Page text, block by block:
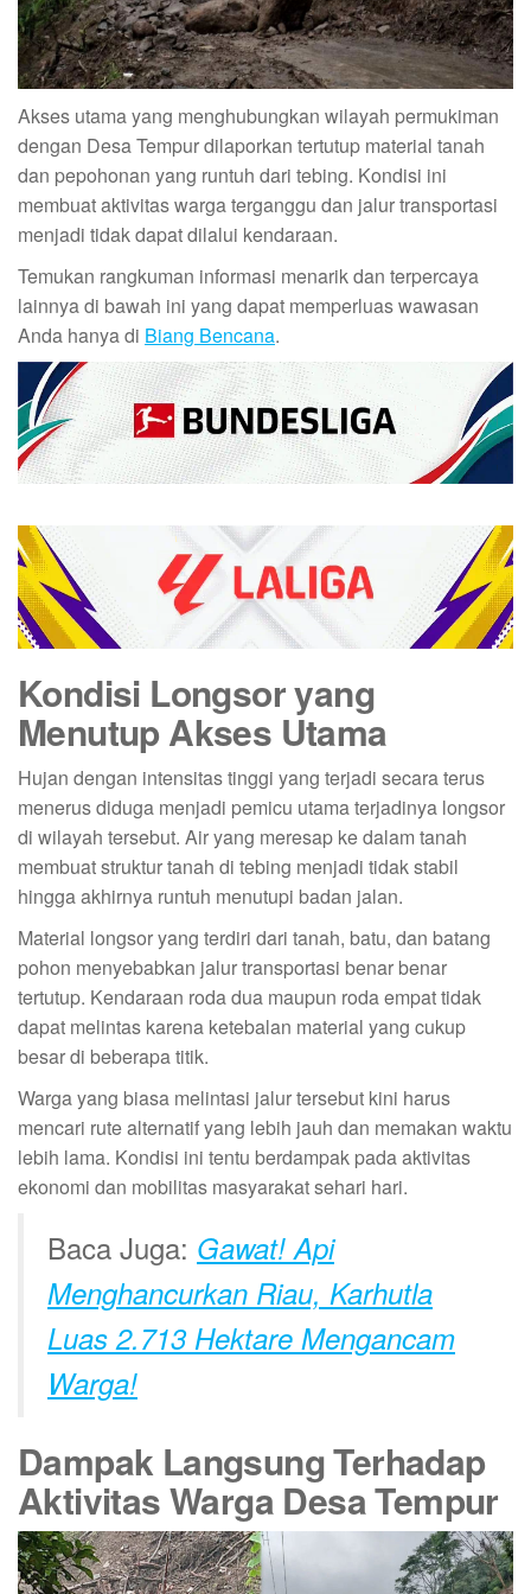
Akses utama yang menghubungkan wilayah permukiman
dengan Desa Tempur dilaporkan tertutup material tanah
dan pepohonan yang runtuh dari tebing. Kondisi ini
membuat aktivitas warga terganggu dan jalur transportasi
menjadi tidak dapat dilalui kendaraan.
Temukan rangkuman informasi menarik dan terpercaya
lainnya di bawah ini yang dapat memperluas wawasan
Anda hanya di Biang Bencana.
Kondisi Longsor yang
Menutup Akses Utama
Hujan dengan intensitas tinggi yang terjadi secara terus
menerus diduga menjadi pemicu utama terjadinya longsor
di wilayah tersebut. Air yang meresap ke dalam tanah
membuat struktur tanah di tebing menjadi tidak stabil
hingga akhirnya runtuh menutupi badan jalan.
Material longsor yang terdiri dari tanah, batu, dan batang
pohon menyebabkan jalur transportasi benar benar
tertutup. Kendaraan roda dua maupun roda empat tidak
dapat melintas karena ketebalan material yang cukup
besar di beberapa titik.
Warga yang biasa melintasi jalur tersebut kini harus
mencari rute alternatif yang lebih jauh dan memakan waktu
lebih lama. Kondisi ini tentu berdampak pada aktivitas
ekonomi dan mobilitas masyarakat sehari hari.
Baca Juga: Gawat! Api
Menghancurkan Riau, Karhutla
Luas 2.713 Hektare Mengancam
Warga!
Dampak Langsung Terhadap
Aktivitas Warga Desa Tempur